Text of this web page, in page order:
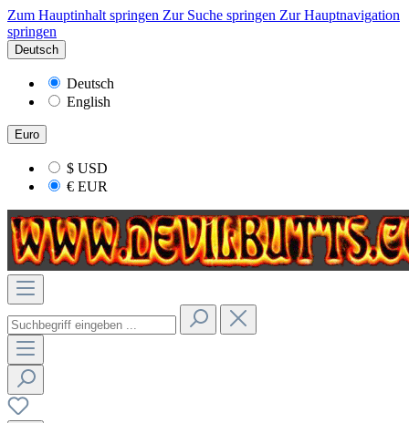
Zum Hauptinhalt springen Zur Suche springen Zur Hauptnavigation
springen
Deutsch
Deutsch
English
Euro
$ USD
€ EUR